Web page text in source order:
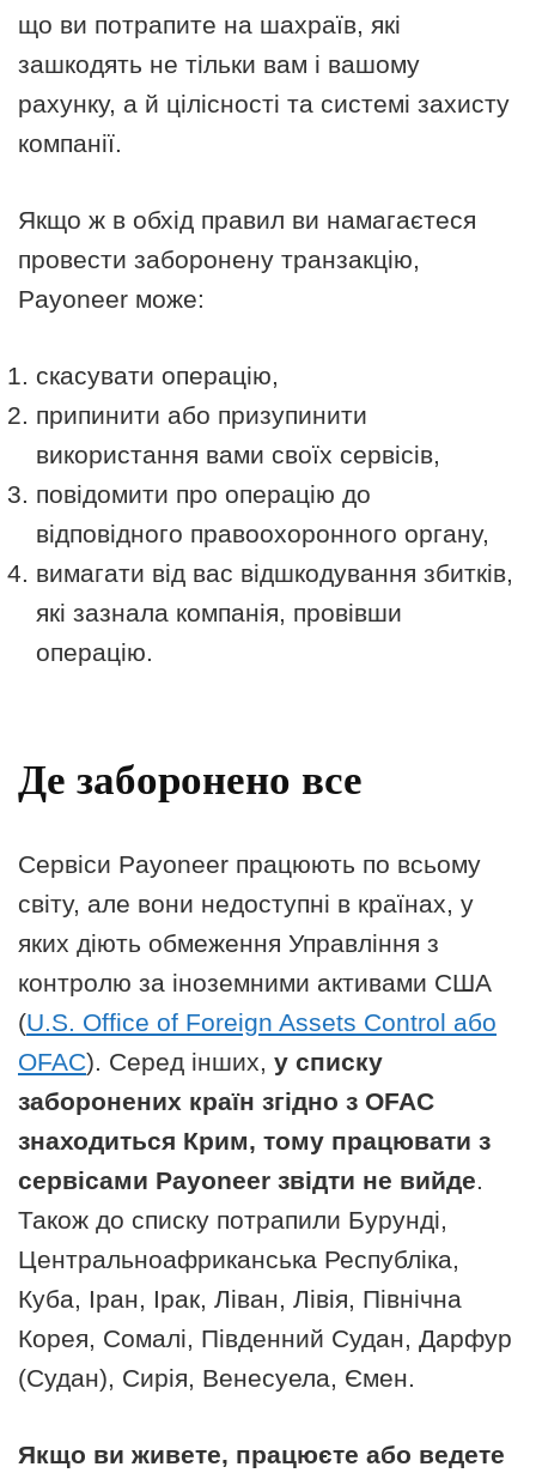
що ви потрапите на шахраїв, які
зашкодять не тільки вам і вашому
рахунку, а й цілісності та системі захисту
компанії.
Якщо ж в обхід правил ви намагаєтеся
провести заборонену транзакцію,
Payoneer може:
скасувати операцію,
припинити або призупинити
використання вами своїх сервісів,
повідомити про операцію до
відповідного правоохоронного органу,
вимагати від вас відшкодування збитків,
які зазнала компанія, провівши
операцію.
Де заборонено все
Сервіси Payoneer працюють по всьому
світу, але вони недоступні в країнах, у
яких діють обмеження Управління з
контролю за іноземними активами США
(U.S. Office of Foreign Assets Control або
OFAC). Серед інших, у списку
заборонених країн згідно з OFAC
знаходиться Крим, тому працювати з
сервісами Payoneer звідти не вийде.
Також до списку потрапили Бурунді,
Центральноафриканська Республіка,
Куба, Іран, Ірак, Ліван, Лівія, Північна
Корея, Сомалі, Південний Судан, Дарфур
(Судан), Сирія, Венесуела, Ємен.
Якщо ви живете, працюєте або ведете